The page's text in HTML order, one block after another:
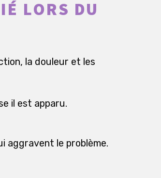
LORS DU
la douleur et les
il est apparu.
aggravent le problème.